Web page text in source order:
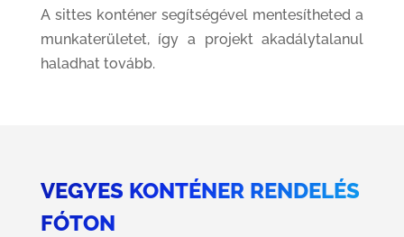
A sittes konténer segítségével mentesítheted a
munkaterületet, így a projekt akadálytalanul
haladhat tovább.
VEGYES KONTÉNER RENDELÉS
FÓTON